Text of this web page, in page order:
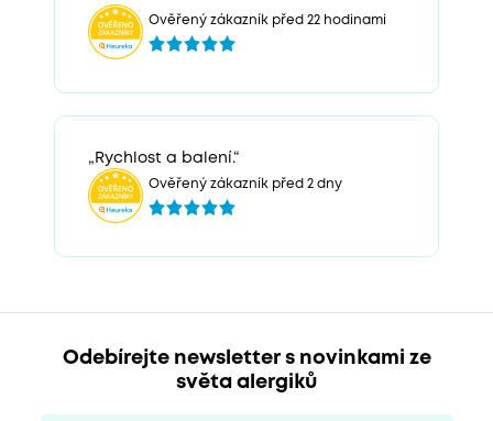
Ověřený zákazník před 22 hodinami
„Rychlost a balení.“
Ověřený zákazník před 2 dny
Odebírejte newsletter s novinkami ze
světa alergiků